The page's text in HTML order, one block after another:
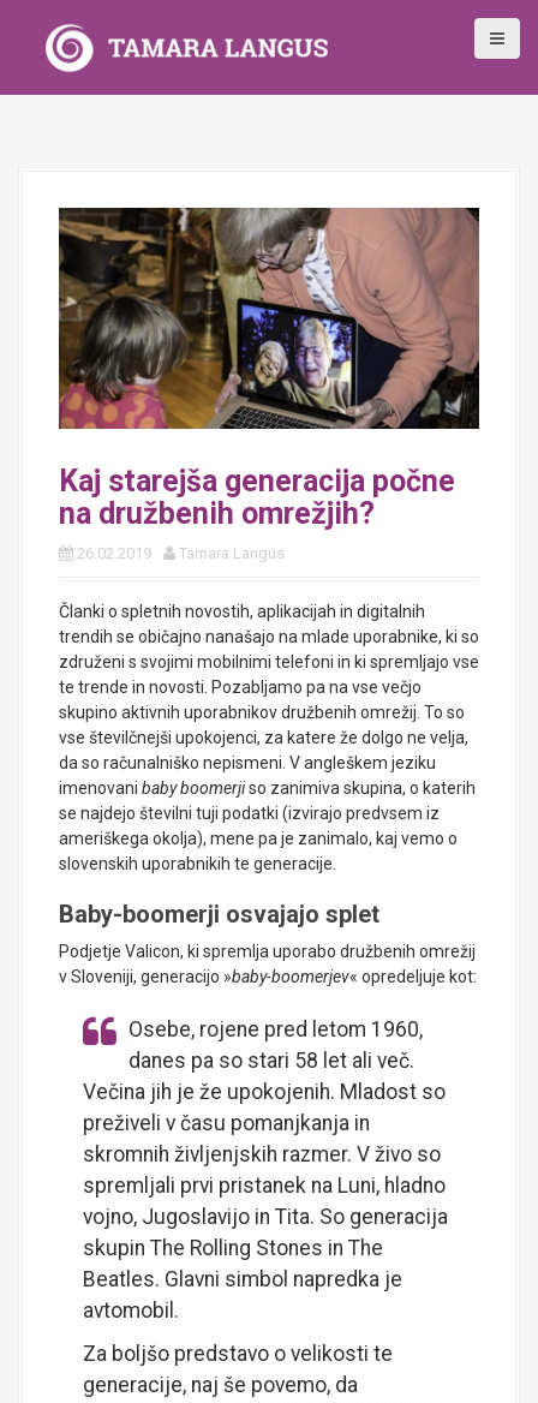
Kaj starejša generacija počne
na družbenih omrežjih?
26.02.2019 Tamara Langus
Članki o spletnih novostih, aplikacijah in digitalnih
trendih se običajno nanašajo na mlade uporabnike, ki so
združeni s svojimi mobilnimi telefoni in ki spremljajo vse
te trende in novosti. Pozabljamo pa na vse večjo
skupino aktivnih uporabnikov družbenih omrežij. To so
vse številčnejši upokojenci, za katere že dolgo ne velja,
da so računalniško nepismeni. V angleškem jeziku
imenovani baby boomerjiso zanimiva skupina, o katerih
se najdejo številni tuji podatki (izvirajo predvsem iz
ameriškega okolja), mene pa je zanimalo, kaj vemo o
slovenskih uporabnikih te generacije.
Baby-boomerji osvajajo splet
Podjetje Valicon, ki spremlja uporabo družbenih omrežij
v Sloveniji, generacijo »baby-boomerjev« opredeljuje kot:
Osebe, rojene pred letom 1960,
danes pa so stari 58 let ali več.
Večina jih je že upokojenih. Mladost so
preživeli v času pomanjkanja in
skromnih življenjskih razmer. V živo so
spremljali prvi pristanek na Luni, hladno
vojno, Jugoslavijo in Tita. So generacija
skupin The Rolling Stones in The
Beatles. Glavni simbol napredka je
avtomobil.
Za boljšo predstavo o velikosti te
generacije, naj še povemo, da